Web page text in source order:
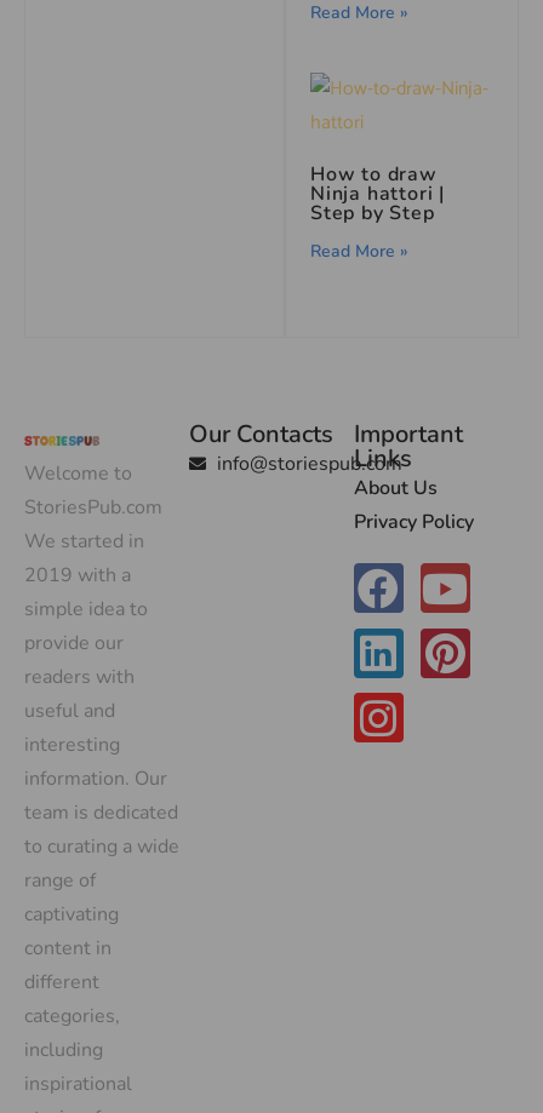
Read More »
How to draw
Ninja hattori |
Step by Step
Read More »
Welcome to
StoriesPub.com
We started in
2019 with a
simple idea to
provide our
readers with
useful and
interesting
information. Our
team is dedicated
to curating a wide
range of
captivating
content in
different
categories,
including
inspirational
Our Contacts
info@storiespub.com
Important
Links
About Us
Privacy Policy